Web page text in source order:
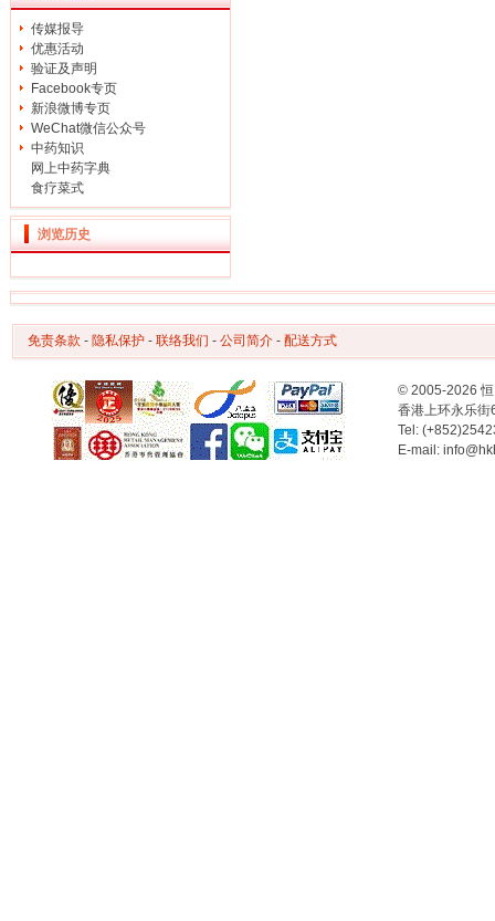
传媒报导
优惠活动
验证及声明
Facebook专页
新浪微博专页
WeChat微信公众号
中药知识
网上中药字典
食疗菜式
浏览历史
免责条款 - 隐私保护 - 联络我们 - 公司简介 - 配送方式
© 2005-2026 恒
香港上环永乐街
Tel:
E-mail: